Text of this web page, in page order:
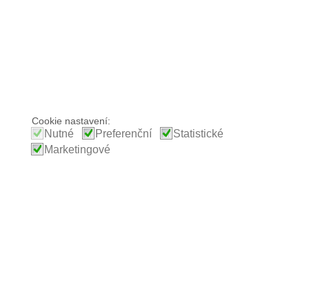
Cookie nastavení:
Nutné Preferenční
Statistické
Marketingové